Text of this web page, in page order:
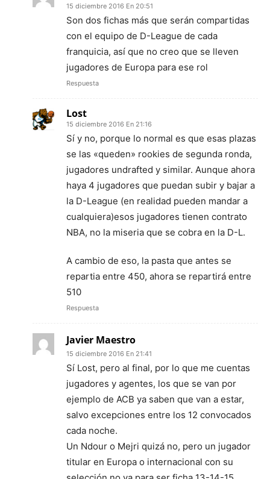
15 diciembre 2016 En 20:51
Son dos fichas más que serán compartidas
con el equipo de D-League de cada
franquicia, así que no creo que se lleven
jugadores de Europa para ese rol
Respuesta
Lost
15 diciembre 2016 En 21:16
Sí y no, porque lo normal es que esas plazas
se las «queden» rookies de segunda ronda,
jugadores undrafted y similar. Aunque ahora
haya 4 jugadores que puedan subir y bajar a
la D-League (en realidad pueden mandar a
cualquiera)esos jugadores tienen contrato
NBA, no la miseria que se cobra en la D-L.
A cambio de eso, la pasta que antes se
repartia entre 450, ahora se repartirá entre
510
Respuesta
Javier Maestro
15 diciembre 2016 En 21:41
Sí Lost, pero al final, por lo que me cuentas
jugadores y agentes, los que se van por
ejemplo de ACB ya saben que van a estar,
salvo excepciones entre los 12 convocados
cada noche.
Un Ndour o Mejri quizá no, pero un jugador
titular en Europa o internacional con su